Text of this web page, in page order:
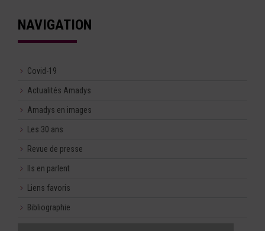
NAVIGATION
Covid-19
Actualités Amadys
Amadys en images
Les 30 ans
Revue de presse
Ils en parlent
Liens favoris
Bibliographie